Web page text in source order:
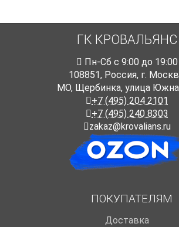
ГК КРОВАЛЬЯНС
Пн-Cб с 9:00 до 19:00
108851, Россия, г.
МО, Щербинка, улица
+7 (495) 204 2101
+7 (495) 240 8303
zakaz@krovalians.ru
ПОКУПАТЕЛЯМ
Доставка